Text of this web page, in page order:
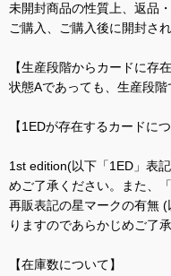
未開封商品の性質上、返品
ご購入、ご購入後に開封さ
【生産段階からカードに存
状態Aであっても、生産段
【1EDが存在するカードにつ
1st edition(以下「1ED」表
めご了承ください。また、
再販表記の星マークの有無
りますのであらかじめご了
【在庫数について】